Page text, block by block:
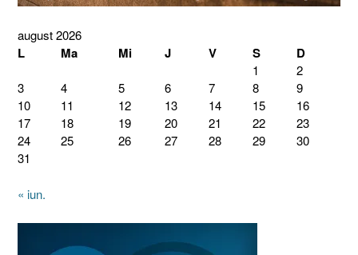
august 2026
L Ma Mi J V S D
1
2
3
4 5 6 7 8
9
10
11 12 13 14 15
16
17
18 19 20 21 22
23
24
25 26 27 28 29
30
31
« iun.